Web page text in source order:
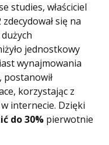
studies, właściciel
się na
jednostkowy
wynajmowania
korzystając z
internecie. Dzięki
do 30% pierwotnie